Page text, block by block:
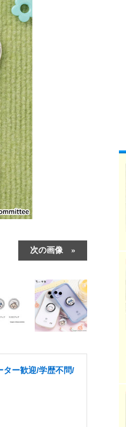
次の画像
ター歓迎/学歴不問/